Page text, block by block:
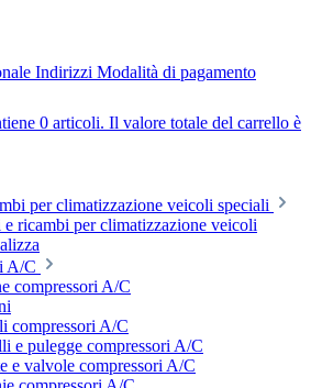
Indirizzi Modalità di pagamento
0 articoli. Il valore totale del carrello è
per climatizzazione veicoli speciali
e ricambi per climatizzazione veicoli
A/C
compressori A/C
compressori A/C
e pulegge compressori A/C
e valvole compressori A/C